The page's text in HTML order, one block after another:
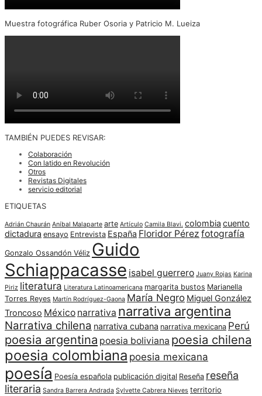
Muestra fotográfica Ruber Osoria y Patricio M. Lueiza
TAMBIÉN PUEDES REVISAR:
Colaboración
Con latido en Revolución
Otros
Revistas Digitales
servicio editorial
ETIQUETAS
Adrián Chaurán Aníbal Malaparte arte Artículo Camila Blavi. colombia cuento
dictadura ensayo Entrevista España Floridor Pérez fotografía
Gonzalo Ossandón Véliz Guido
Schiappacasse isabel guerrero Juany Rojas Karina
Piriz literatura Literatura Latinoamericana margarita bustos Marianella
Torres Reyes Martín Rodríguez-Gaona María Negro Miguel González
Troncoso México narrativa narrativa argentina
Narrativa chilena narrativa cubana narrativa mexicana Perú
poesia argentina poesia boliviana poesia chilena
poesia colombiana poesia mexicana
poesía Poesía española publicación digital Reseña reseña
literaria Sandra Barrera Andrada Sylvette Cabrera Nieves territorio